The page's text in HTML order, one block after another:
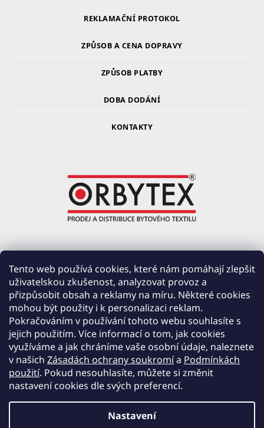
Tento web používá cookies, které nám pomáhají zlepšit
uživatelskou zkušenost, analyzovat provoz a
přizpůsobit obsah a reklamy na míru. Některé cookies
mohou být použity i k personalizaci reklam.
Pokračováním v používání tohoto webu souhlasíte s
jejich použitím. Více informací o tom, jak cookies
využíváme a jak chráníme vaše osobní údaje, naleznete
v našich Zásadách ochrany soukromía Podmínkách
použití. Pokud nesouhlasíte, můžete si změnit
nastavení cookies dle svých preferencí.
Nastavení
REKLAMAČNÍ PROTOKOL
ZPŮSOB A CENA DOPRAVY
ZPŮSOB PLATBY
DOBA DODÁNÍ
KONTAKTY
PRŮMYSLOVÁ 220, ČERVENÉ ZÁHOŘÍ
391 37 CHOTOVINY
IČ: 28138252
DIČ: CZ28138252
Společnost zapsána v obchodním rejstříku vedeném u Krajského soudu v Českých
Budějovicích, oddíl C, vložka 19654.
Vytvořil Shoptet